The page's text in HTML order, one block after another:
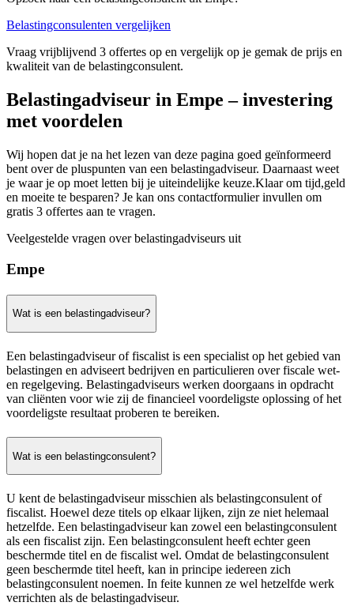
Belastingconsulenten vergelijken
Vraag vrijblijvend 3 offertes op en vergelijk op je gemak de prijs en
kwaliteit van de belastingconsulent.
Belastingadviseur in Empe – investering
met voordelen
Wij hopen dat je na het lezen van deze pagina goed geïnformeerd
bent over de pluspunten van een belastingadviseur. Daarnaast weet
je waar je op moet letten bij je uiteindelijke keuze.Klaar om tijd,geld
en moeite te besparen? Je kan ons contactformulier invullen om
gratis 3 offertes aan te vragen.
Veelgestelde vragen over belastingadviseurs uit
Empe
Wat is een belastingadviseur?
Een belastingadviseur of fiscalist is een specialist op het gebied van
belastingen en adviseert bedrijven en particulieren over fiscale wet-
en regelgeving. Belastingadviseurs werken doorgaans in opdracht
van cliënten voor wie zij de financieel voordeligste oplossing of het
voordeligste resultaat proberen te bereiken.
Wat is een belastingconsulent?
U kent de belastingadviseur misschien als belastingconsulent of
fiscalist. Hoewel deze titels op elkaar lijken, zijn ze niet helemaal
hetzelfde. Een belastingadviseur kan zowel een belastingconsulent
als een fiscalist zijn. Een belastingconsulent heeft echter geen
beschermde titel en de fiscalist wel. Omdat de belastingconsulent
geen beschermde titel heeft, kan in principe iedereen zich
belastingconsulent noemen. In feite kunnen ze wel hetzelfde werk
verrichten als de belastingadviseur.